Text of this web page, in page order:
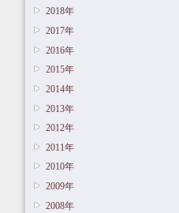
2018年
2017年
2016年
2015年
2014年
2013年
2012年
2011年
2010年
2009年
2008年